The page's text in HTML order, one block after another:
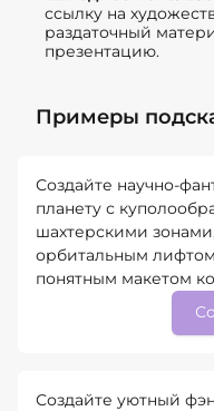
ссылку на
раздаточный
презентацию.
Примеры
Создайте научно-
планету с
шахтерскими
орбитальным
понятным макетом
Создайте уютный